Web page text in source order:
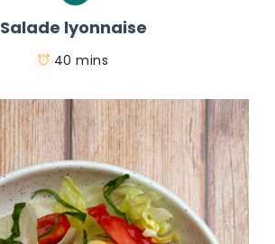
Salade lyonnaise
40 mins